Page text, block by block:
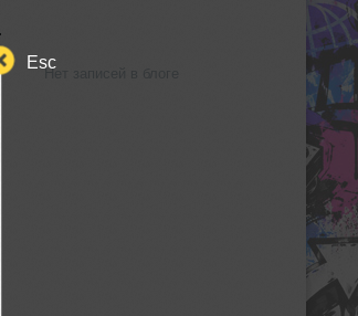
Esc
Нет записей в блоге